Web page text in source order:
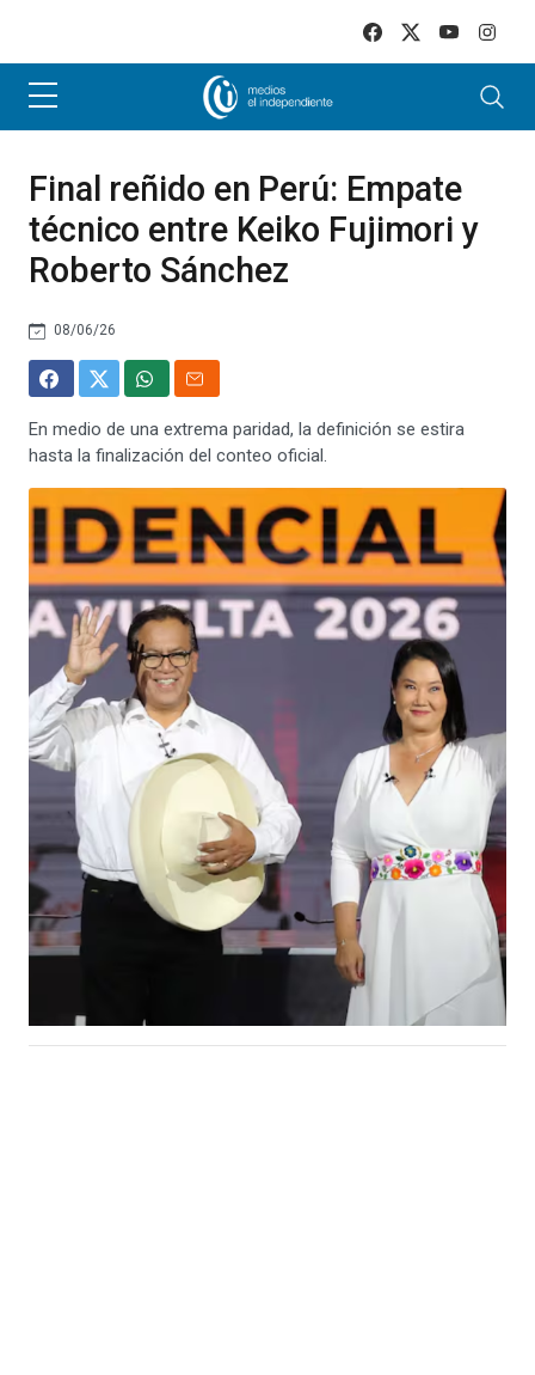
Final reñido en Perú: Empate
técnico entre Keiko Fujimori y
Roberto Sánchez
08/06/26
En medio de una extrema paridad, la definición se estira
hasta la finalización del conteo oficial.